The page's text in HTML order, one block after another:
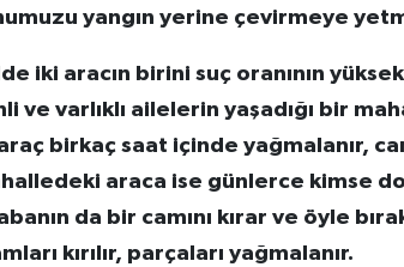
yangın yerine çevirmeye
iki aracın birini suç oranının
ve varlıklı ailelerin yaşadığı bir
birkaç saat içinde yağmalanır,
araca ise günlerce kimse
da bir camını kırar ve öyle
kırılır, parçaları yağmalanır.